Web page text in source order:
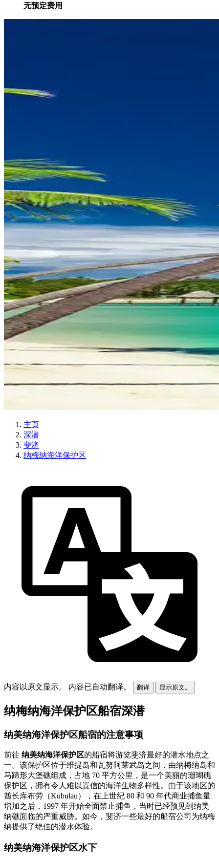
无预定费用
主页
深潜
斐济
纳梅纳海洋保护区
内容以原文显示。 内容已自动翻译。 翻译 显示原文。
纳梅纳海洋保护区船宿深潜
纳美纳海洋保护区船宿的注意事项
前往 纳美纳海洋保护区的船宿将游览斐济最好的潜水地点之
一。该保护区位于维提岛和瓦努阿莱武岛之间，由纳梅纳岛和
马蹄形大堡礁组成，占地 70 平方公里，是一个美丽的珊瑚礁
保护区，拥有令人难以置信的海洋生物多样性。由于该地区的
酋长库布劳（Kubulau），在上世纪 80 和 90 年代商业捕鱼量
增加之后，1997 年开始全面禁止捕鱼，当时已经预见到纳美
纳礁面临的严重威胁。如今，斐济一些最好的船宿公司为纳梅
纳提供了绝佳的潜水体验。
纳美纳海洋保护区水下